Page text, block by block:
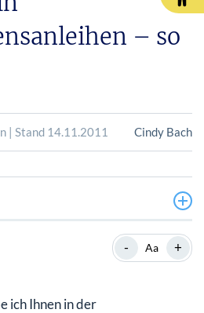
– so
| Stand 14.11.2011 Cindy Bach
- Aa +
ich Ihnen in der